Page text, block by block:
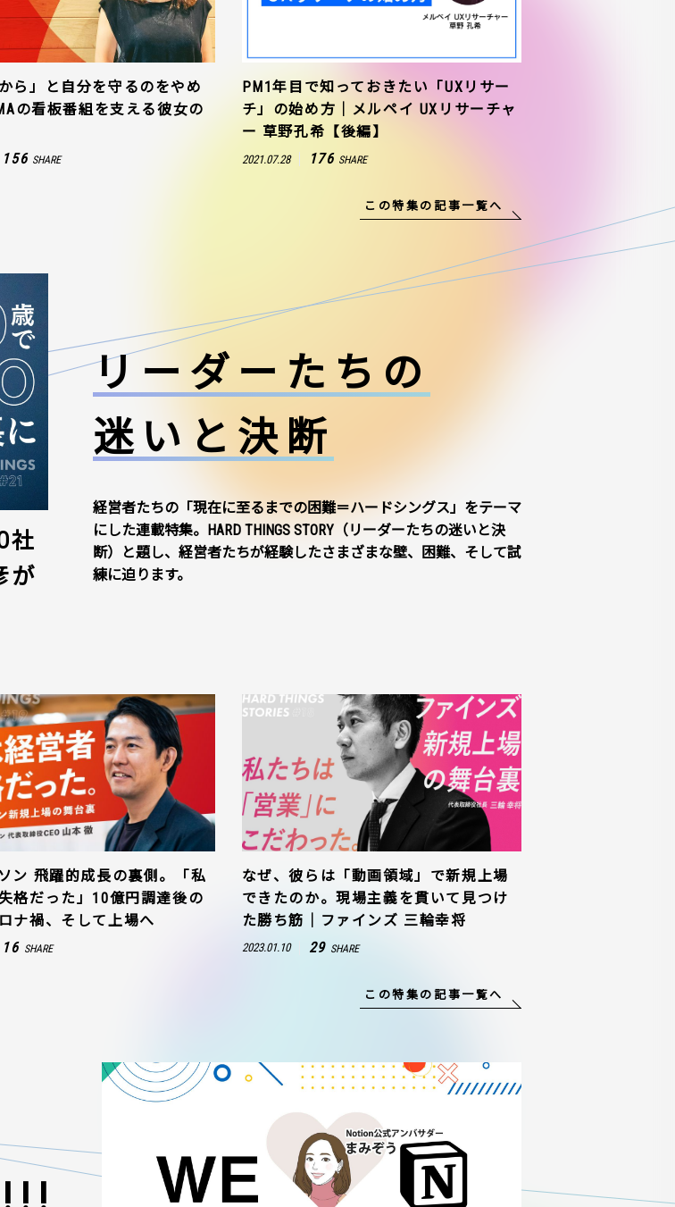
ら」と自分を守るのをやめ
の看板番組を支える彼女の
156 SHARE
PM1年目で知っておきたい「UXリサー
チ」の始め方｜メルペイ UXリサーチャ
ー 草野孔希【後編】
2021.07.28 176 SHARE
この特集の記事一覧へ
リーダーたちの
迷いと決断
経営者たちの「現在に至るまでの困難＝ハードシングス」をテーマ
にした連載特集。HARD THINGS STORY（リーダーたちの迷いと決
断）と題し、経営者たちが経験したさまざまな壁、困難、そして試
練に迫ります。
社
が
ン 飛躍的成長の裏側。「私
格だった」10億円調達後の
ナ禍、そして上場へ
16 SHARE
なぜ、彼らは「動画領域」で新規上場
できたのか。現場主義を貫いて見つけ
た勝ち筋｜ファインズ 三輪幸将
2023.01.10 29 SHARE
この特集の記事一覧へ